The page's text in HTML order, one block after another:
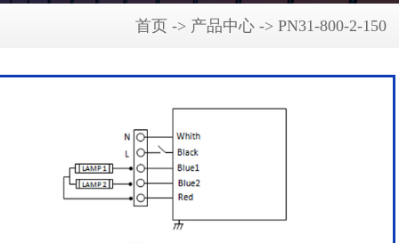
首页 -> 产品中心 -> PN31-800-2-150